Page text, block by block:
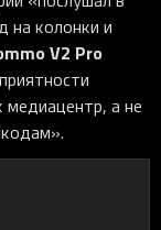
на колонки и
V2 Pro
медиацентр, а не